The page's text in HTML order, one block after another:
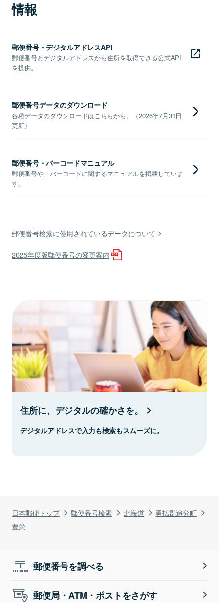
日本郵便トップ 郵便番号検索 北海道
勇払郡追分町
豊栄
情報
郵便番号・デジタルアドレスAPI
郵便番号とデジタルアドレスから住所を取得できる公式API
を提供。
郵便番号データのダウンロード
各種データのダウンロードはこちらから。（2026年7月31日
更新）
郵便番号・バーコードマニュアル
郵便番号や、バーコードに関するマニュアルを掲載していま
す。
郵便番号検索に使用されているデータについて
2025年度版郵便番号の変更案内
住所に、デジタルの確かさを。
デジタルアドレスで入力も検索もスムーズに。
郵便番号を調べる
郵便局・ATM・ポストをさがす